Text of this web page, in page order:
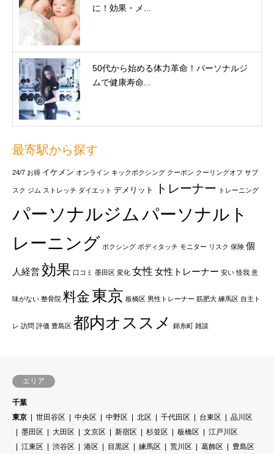
に！効果・メ...
50代から始める体力革命！パーソナルジ
ムで健康寿命...
最寄駅から探す
24/7 お得 イケメン オンライン キックボクシング クーポン クーリングオフ サブ
スク ジム ストレッチ ダイエット デメリット トレーナー トレーニング
パーソナルジム パーソナルト
レーニング ボクシング ボディタッチ モニター リスク 保険 個
人経営効果 口コミ 墨田区 変化 女性 女性トレーナー 安い 怪我 意
味がない 整骨院 料金 東京 板橋区 男性トレーナー 筋肥大 練馬区 自主ト
レ 訪問 評価 豊島区 都内オススメ 錦糸町 雑談
エリア
千葉
東京
世田谷区 中央区 中野区 北区 千代田区 台東区
品川区
墨田区
大田区 文京区 新宿区 杉並区 板橋区
江戸川区
江東区
渋谷区 港区 目黒区 練馬区 荒川区 葛飾区 豊島区